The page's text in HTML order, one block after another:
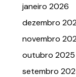
janeiro 2026
dezembro
novembro
outubro 2025
setembro